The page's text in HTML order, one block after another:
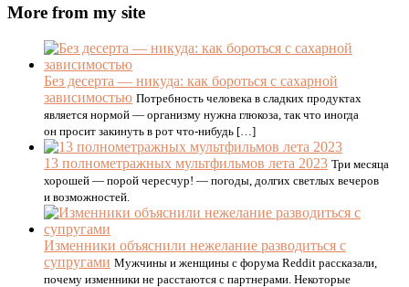
More from my site
Без десерта — никуда: как бороться с сахарной
зависимостью Потребность человека в сладких продуктах
является нормой — организму нужна глюкоза, так что иногда
он просит закинуть в рот что-нибудь […]
13 полнометражных мультфильмов лета 2023 Три месяца
хорошей — порой чересчур! — погоды, долгих светлых вечеров
и возможностей.
Изменники объяснили нежелание разводиться с
супругами Мужчины и женщины с форума Reddit рассказали,
почему изменники не расстаются с партнерами. Некоторые